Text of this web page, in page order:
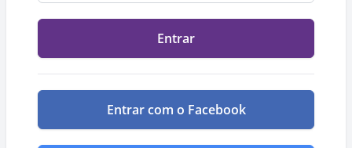
Entrar
Entrar com o Facebook